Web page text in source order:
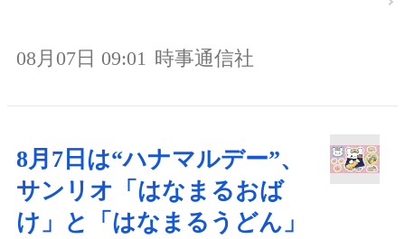
08月07日 09:01 時事通信社
8月7日は“ハナマルデー”、
サンリオ「はなまるおば
け」と「はなまるうどん」